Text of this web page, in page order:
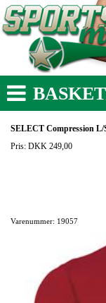
SELECT Compression L/
Pris: DKK 249,00
Varenummer: 19057